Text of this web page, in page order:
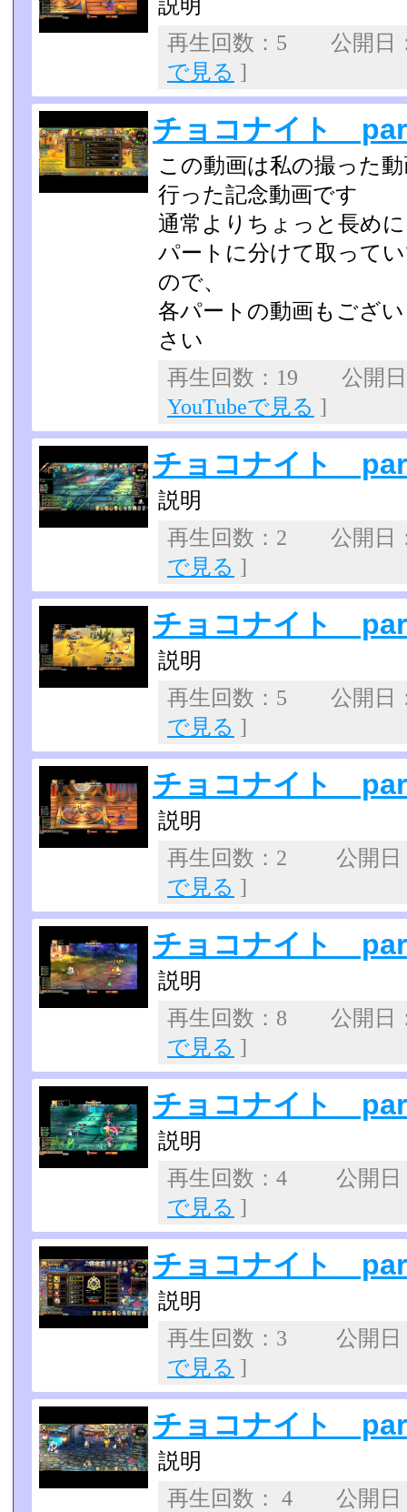
説明
再生回数：5 公開
で見る ]
チョコナイト
この動画は私の撮った
行った記念動画です
通常よりちょっと長め
パートに分けて取って
ので、
各パートの動画もござ
さい
再生回数：19 公開
YouTubeで見る ]
チョコナイト
説明
再生回数：2 公開
で見る ]
チョコナイト
説明
再生回数：5 公開
で見る ]
チョコナイト
説明
再生回数：2 公開
で見る ]
チョコナイト
説明
再生回数：8 公開
で見る ]
チョコナイト
説明
再生回数：4 公開
で見る ]
チョコナイト
説明
再生回数：3 公開
で見る ]
チョコナイト
説明
再生回数： 4 公開